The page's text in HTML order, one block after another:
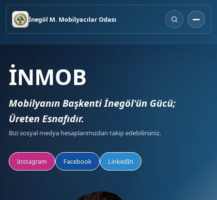
İnegöl M. Mobilyacılar Odası
İNMOB
Mobilyanın Başkenti İnegöl'ün Gücü;
Üreten Esnafıdır.
Bizi sosyal medya hesaplarımızdan takip edebilirsiniz.
Instagram Facebook LinkedIn